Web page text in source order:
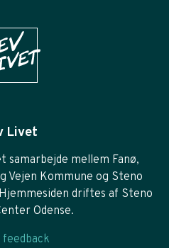
Livet
mellem Fanø,
Vejen Kommune og Steno
driftes af Steno
Odense.
feedback